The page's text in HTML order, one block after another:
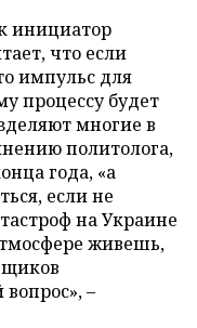
инициатор
что если
импульс для
процессу будет
многие в
политолога,
года, «а
если не
на Украине
живешь,
–